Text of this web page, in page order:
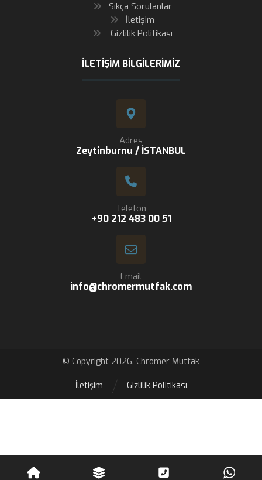
Sıkça Sorulanlar
İletişim
Gizlilik Politikası
İLETIŞIM BILGILERIMIZ
Adres
Zeytinburnu / İSTANBUL
Telefon
+90 212 483 00 51
Email
info@chromermutfak.com
© Copyright 2026. Chromer Mutfak
Gizlilik Politikası
İletişim